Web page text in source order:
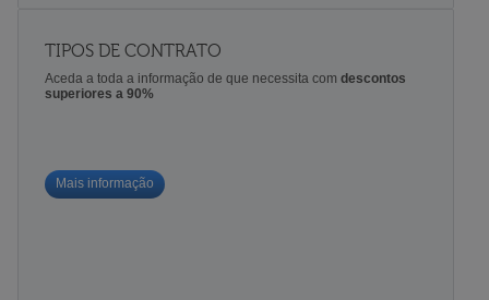
TIPOS DE CONTRATO
Aceda a toda a informação de que necessita com descontos
superiores a 90%
Mais informação